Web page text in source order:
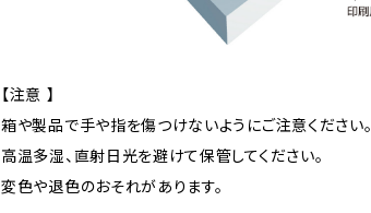
【注意 】
箱や製品で手や指を傷つけないようにご注意ください。
高温多湿、直射日光を避けて保管してください。
変色や退色のおそれがあります。